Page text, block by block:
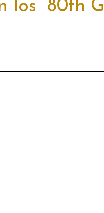
los “80th